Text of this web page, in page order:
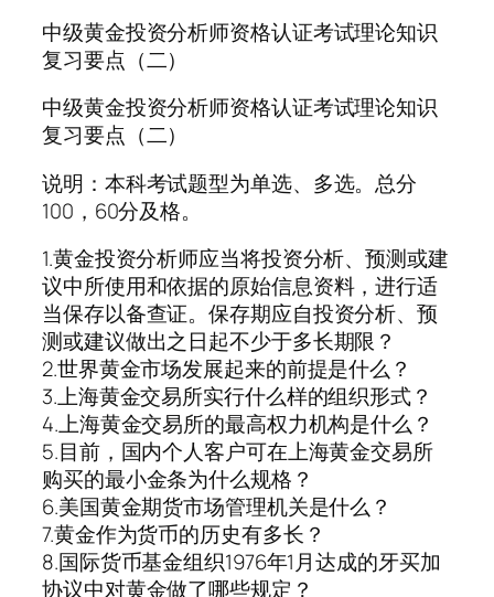
中级黄金投资分析师资格认证考试理论知识
复习要点（二）
中级黄金投资分析师资格认证考试理论知识
复习要点（二）
说明：本科考试题型为单选、多选。总分
100，60分及格。
1.黄金投资分析师应当将投资分析、预测或建
议中所使用和依据的原始信息资料，进行适
当保存以备查证。保存期应自投资分析、预
测或建议做出之日起不少于多长期限？
2.世界黄金市场发展起来的前提是什么？
3.上海黄金交易所实行什么样的组织形式？
4.上海黄金交易所的最高权力机构是什么？
5.目前，国内个人客户可在上海黄金交易所
购买的最小金条为什么规格？
6.美国黄金期货市场管理机关是什么？
7.黄金作为货币的历史有多长？
8.国际货币基金组织1976年1月达成的牙买加
协议中对黄金做了哪些规定？